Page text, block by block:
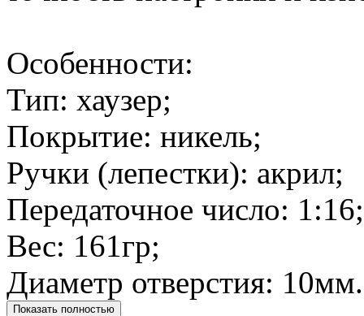
Особенности:
Тип: хаузер;
Покрытие: никель;
Ручки (лепестки): акрил;
Передаточное число: 1:16;
Вес: 161гр;
Диаметр отверстия: 10мм.
Показать полностью